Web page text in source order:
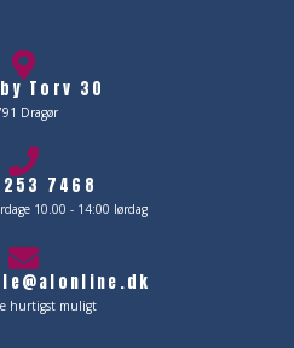
Torv 30
Dragør
7468
10.00 - 14:00 lørdag
hurtigst muligt